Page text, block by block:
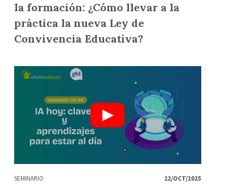
la formación: ¿Cómo llevar a la
práctica la nueva Ley de
Convivencia Educativa?
SEMINARIO 22/OCT/2025